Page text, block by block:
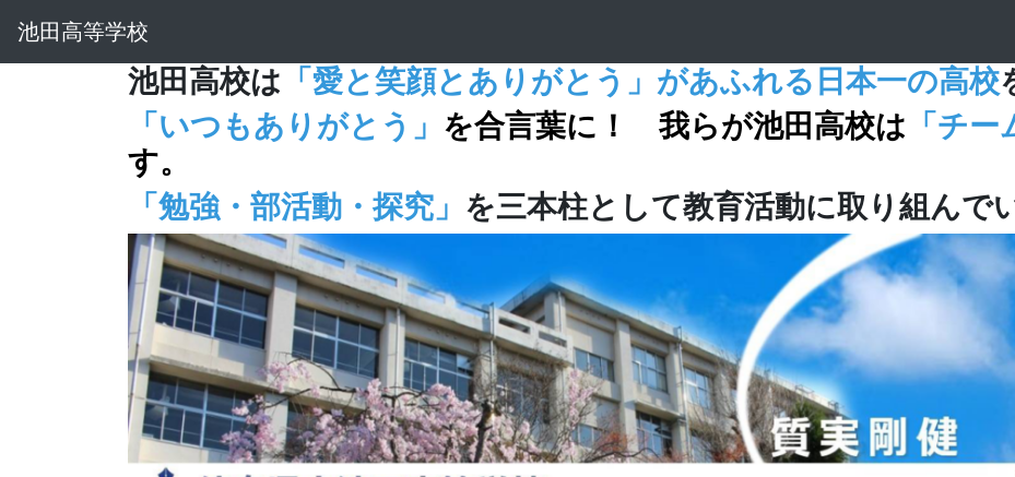
池田高等学校
池田高校は 「愛と笑顔とありがとう」があふれる日本一の高校
「いつもありがとう」 を合言葉に！ 我らが池田高校は 「チ
す。
「勉強・部活動・探究」 を三本柱として教育活動に取り組んで